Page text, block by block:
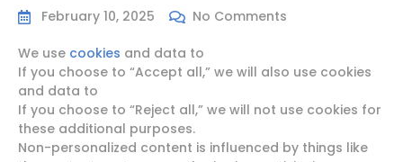
February 10, 2025 No Comments
We use cookies and data to
If you choose to “Accept all,” we will also use cookies
and data to
If you choose to “Reject all,” we will not use cookies for
these additional purposes.
Non-personalized content is influenced by things like